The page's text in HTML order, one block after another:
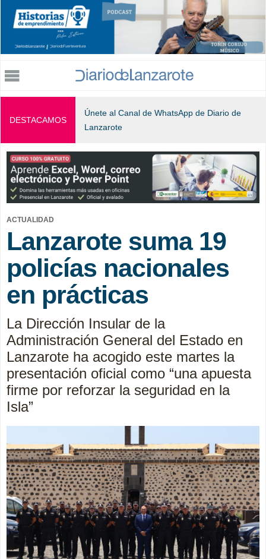
Jump to navigation
DESTACAMOS
Únete al Canal de WhatsApp de Diario de
Lanzarote
ACTUALIDAD
Lanzarote suma 19
policías nacionales
en prácticas
La Dirección Insular de la
Administración General del Estado en
Lanzarote ha acogido este martes la
presentación oficial como “una apuesta
firme por reforzar la seguridad en la
Isla”